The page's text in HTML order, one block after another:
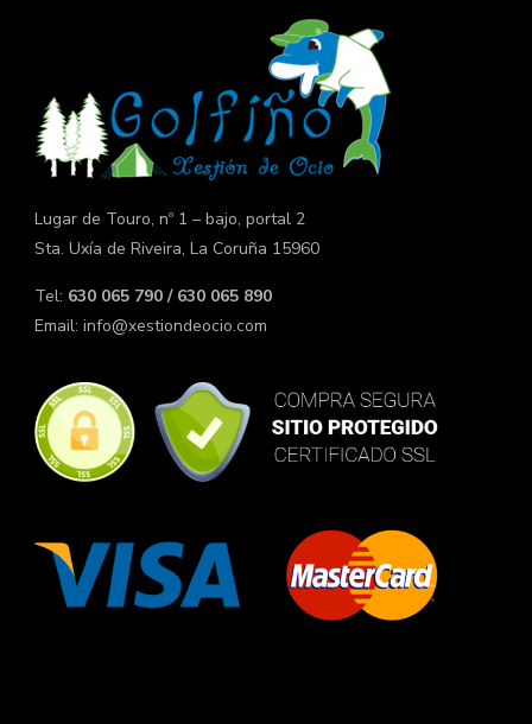
Lugar de Touro, nº 1 – bajo, portal 2
Sta. Uxía de Riveira, La Coruña 15960
Tel: 630 065 790 / 630 065 890
Email: info@xestiondeocio.com